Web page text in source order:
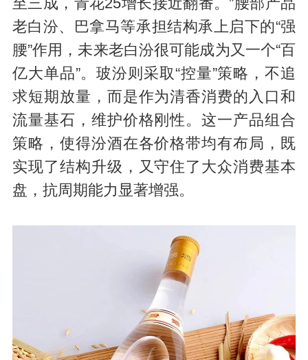
老白汾、巴拿马等承担结构承上启下的“强
腰”作用，未来老白汾很可能成为又一个“百
亿大单品”。玻汾则采取“控量”策略，不追
求短期放量，而是作为清香消费的入口和
流量基石，维护价格刚性。这一产品组合
策略，使得汾酒在各价格带均有布局，既
实现了结构升级，又守住了大众消费基本
盘，抗周期能力显著增强。